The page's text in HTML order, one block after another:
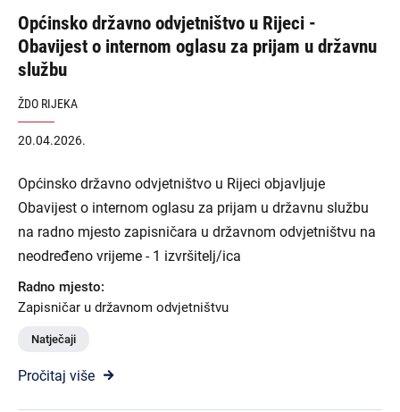
Općinsko državno odvjetništvo u Rijeci -
Obavijest o internom oglasu za prijam u državnu
službu
ŽDO RIJEKA
20.04.2026.
Općinsko državno odvjetništvo u Rijeci objavljuje
Obavijest o internom oglasu za prijam u državnu službu
na radno mjesto zapisničara u državnom odvjetništvu na
neodređeno vrijeme - 1 izvršitelj/ica
Radno mjesto:
Zapisničar u državnom odvjetništvu
Natječaji
Pročitaj više